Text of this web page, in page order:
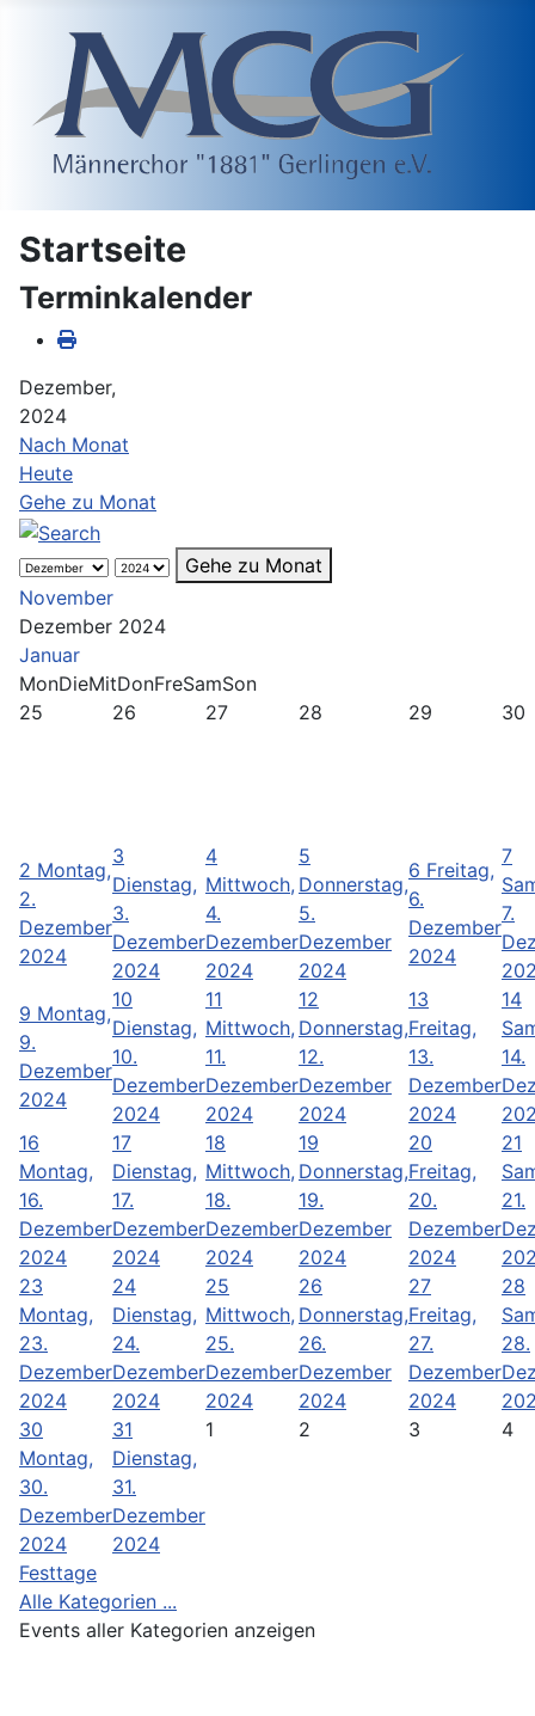
Startseite
Terminkalender
Dezember,
2024
Nach Monat
Heute
Gehe zu Monat
Gehe zu Monat
November
Dezember 2024
Januar
MonDieMitDonFreSamSon
25
26 27 28 29 30
2 Montag,
2.
Dezember
2024
3
Dienstag,
3.
Dezember
2024
4
Mittwoch,
4.
Dezember
2024
5
Donnerstag,
5.
Dezember
2024
6 Freitag,
6.
Dezember
2024
7
7.
9 Montag,
9.
Dezember
2024
10
Dienstag,
10.
Dezember
2024
11
Mittwoch,
11.
Dezember
2024
12
Donnerstag,
12.
Dezember
2024
13
Freitag,
13.
Dezember
2024
14
14.
16
Montag,
16.
Dezember
2024
17
Dienstag,
17.
Dezember
2024
18
Mittwoch,
18.
Dezember
2024
19
Donnerstag,
19.
Dezember
2024
20
Freitag,
20.
Dezember
2024
21
21.
23
Montag,
23.
Dezember
2024
24
Dienstag,
24.
Dezember
2024
25
Mittwoch,
25.
Dezember
2024
26
Donnerstag,
26.
Dezember
2024
27
Freitag,
27.
Dezember
2024
28
28.
30
Montag,
30.
Dezember
2024
31
Dienstag,
31.
Dezember
2024
1 2 3 4
Festtage
Alle Kategorien ...
Events aller Kategorien anzeigen